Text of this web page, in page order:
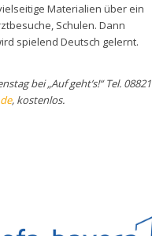
Materialien über ein
Schulen. Dann
spielend Deutsch gelernt.
bei „Auf geht’s!“ Tel. 08821
, kostenlos.